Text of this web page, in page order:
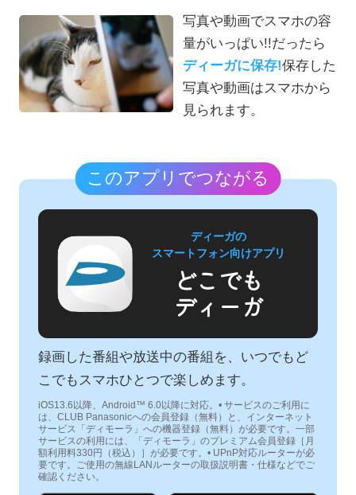
写真や動画でスマホの容
量がいっぱい!!だったら
ディーガに保存!保存した
写真や動画はスマホから
見られます。
このアプリでつながる
ディーガの
スマートフォン向けアプリ
どこでも
ディーガ
録画した番組や放送中の番組を、いつでもど
こでもスマホひとつで楽しめます。
iOS13.6以降、Android™ 6.0以降に対応。• サービスのご利用に
は、CLUB Panasonicへの会員登録（無料）と、インターネット
サービス「ディモーラ」への機器登録（無料）が必要です。一部
サービスの利用には、「ディモーラ」のプレミアム会員登録［月
額利用料330円（税込）］が必要です。• UPnP対応ルーターが必
要です。ご使用の無線LANルーターの取扱説明書・仕様などでご
確認ください。